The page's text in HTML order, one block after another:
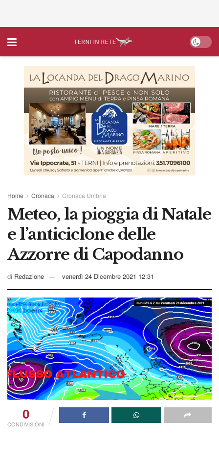
Home Cronaca Cronaca Umbria
Meteo, la pioggia di Natale
e l’anticiclone delle
Azzorre di Capodanno
di Redazione venerdì 24 Dicembre 2021 12:31
0
CONDIVISIONI